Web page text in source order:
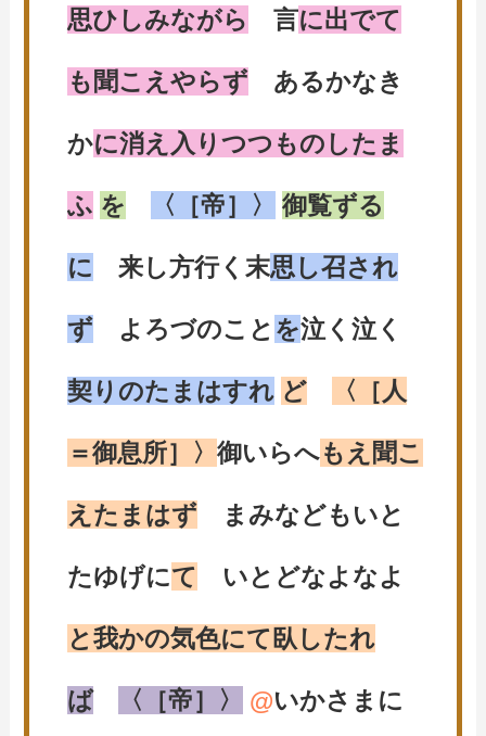
思ひしみながら 言に出でて
も聞こえやらず あるかなき
かに消え入りつつものしたま
ふ を 〈［帝］〉 御覧ずる
に 来し方行く末思し召され
ず よろづのこと を泣く泣く
契りのたまはすれ ど 〈［人
＝御息所］〉 御いらへもえ聞こ
えたまはず まみなどもいと
たゆげにて いとどなよなよ
と我かの気色にて臥したれ
ば 〈［帝］〉 @いかさまに